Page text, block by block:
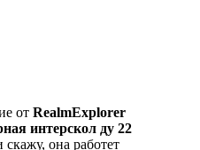
от RealmExplorer
интерскол ду 22
скажу, она работет